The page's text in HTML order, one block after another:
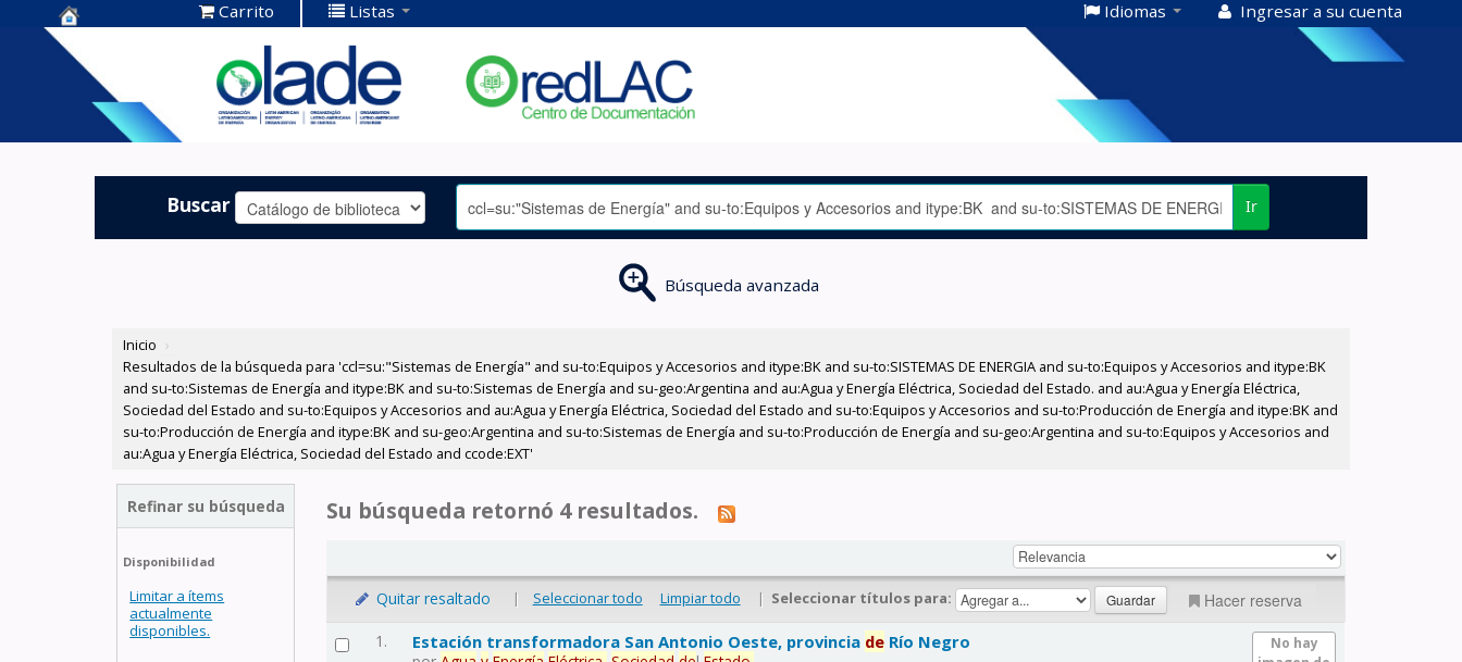
Centro de
Documentación
OLADE -
Carrito Listas Idiomas Ingresar a su cuenta
Buscar Ir
Búsqueda avanzada
Inicio ›
Resultados de la búsqueda para 'ccl=su:"Sistemas de Energía" and su-to:Equipos y Accesorios and itype:BK and su-to:SISTEMAS DE ENERGIA and su-to:Equipos y Accesorios and itype:BK
and su-to:Sistemas de Energía and itype:BK and su-to:Sistemas de Energía and su-geo:Argentina and au:Agua y Energía Eléctrica, Sociedad del Estado. and au:Agua y Energía Eléctrica,
Sociedad del Estado and su-to:Equipos y Accesorios and au:Agua y Energía Eléctrica, Sociedad del Estado and su-to:Equipos y Accesorios and su-to:Producción de Energía and itype:BK and
su-to:Producción de Energía and itype:BK and su-geo:Argentina and su-to:Sistemas de Energía and su-to:Producción de Energía and su-geo:Argentina and su-to:Equipos y Accesorios and
au:Agua y Energía Eléctrica, Sociedad del Estado and ccode:EXT'
Refinar su búsqueda
Disponibilidad
Limitar a ítems
actualmente
disponibles.
Su búsqueda retornó 4 resultados.
Quitar resaltado | Seleccionar todo Limpiar todo | Seleccionar títulos para: Hacer reserva
1.
No hay
Estación transformadora San Antonio Oeste, provincia de Río Negro